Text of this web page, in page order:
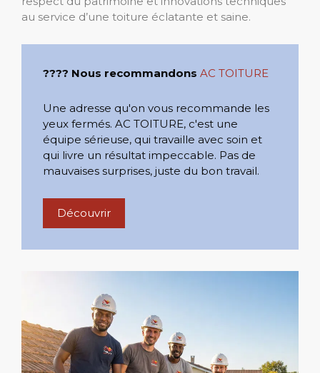
au service d’une toiture éclatante et saine.
???? Nous recommandons AC TOITURE
Une adresse qu'on vous recommande les
yeux fermés. AC TOITURE, c'est une
équipe sérieuse, qui travaille avec soin et
qui livre un résultat impeccable. Pas de
mauvaises surprises, juste du bon travail.
Découvrir